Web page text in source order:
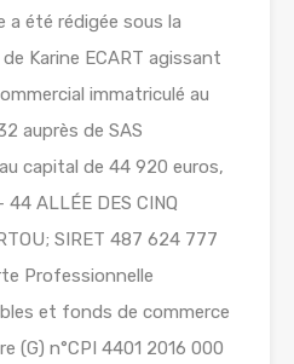
été rédigée sous la
Karine ECART agissant
immatriculé au
auprès de SAS
capital de 44 920 euros,
44 ALLÉE DES CINQ
SIRET 487 624 777
Professionnelle
et fonds de commerce
(G) n°CPI 4401 2016 000